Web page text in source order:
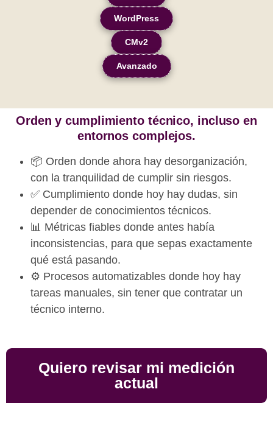
WordPress
CMv2
Avanzado
Orden y cumplimiento técnico, incluso en
entornos complejos.
📦 Orden donde ahora hay desorganización,
con la tranquilidad de cumplir sin riesgos.
✅ Cumplimiento donde hoy hay dudas, sin
depender de conocimientos técnicos.
📊 Métricas fiables donde antes había
inconsistencias, para que sepas exactamente
qué está pasando.
⚙️ Procesos automatizables donde hoy hay
tareas manuales, sin tener que contratar un
técnico interno.
Quiero revisar mi medición
actual